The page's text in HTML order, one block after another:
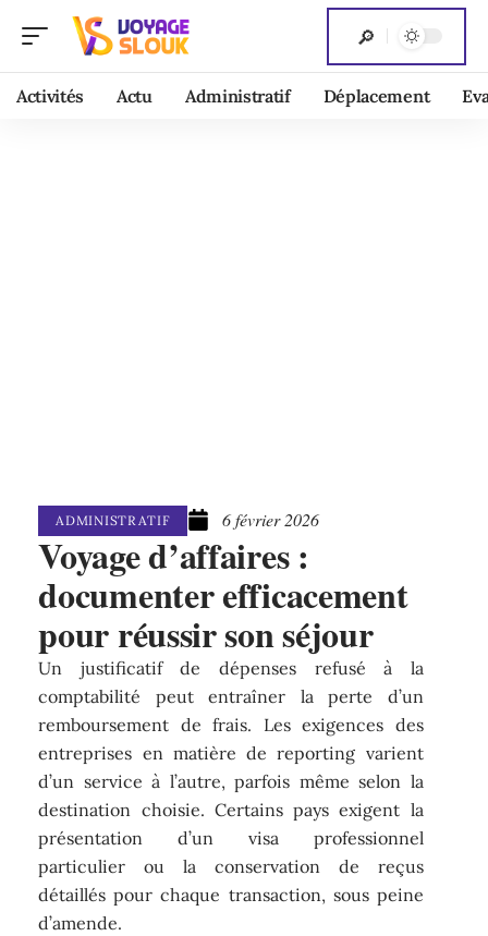
Activités Actu Administratif Déplacement
ADMINISTRATIF 6 février 2026
Voyage d’affaires :
documenter efficacement
pour réussir son séjour
Un justificatif de dépenses refusé à la
comptabilité peut entraîner la perte d’un
remboursement de frais. Les exigences des
entreprises en matière de reporting varient
d’un service à l’autre, parfois même selon la
destination choisie. Certains pays exigent la
présentation d’un visa professionnel
particulier ou la conservation de reçus
détaillés pour chaque transaction, sous peine
d’amende.